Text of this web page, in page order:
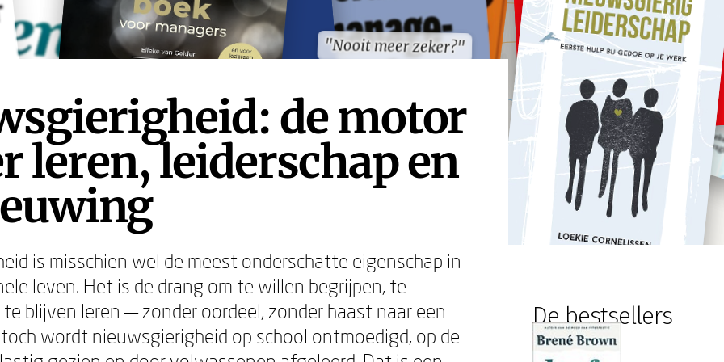
"Nooit meer zeker?"
"Nooit meer zeker?"
de motor
leren, leiderschap en
is misschien wel de meest onderschatte eigenschap in
leven. Het is de drang om te willen begrijpen, te
blijven leren — zonder oordeel, zonder haast naar een
wordt nieuwsgierigheid op school ontmoedigd, op de
De bestsellers